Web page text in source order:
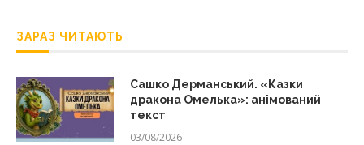
ЗАРАЗ ЧИТАЮТЬ
Сашко Дерманський. «Казки
дракона Омелька»: анімований
текст
03/08/2026